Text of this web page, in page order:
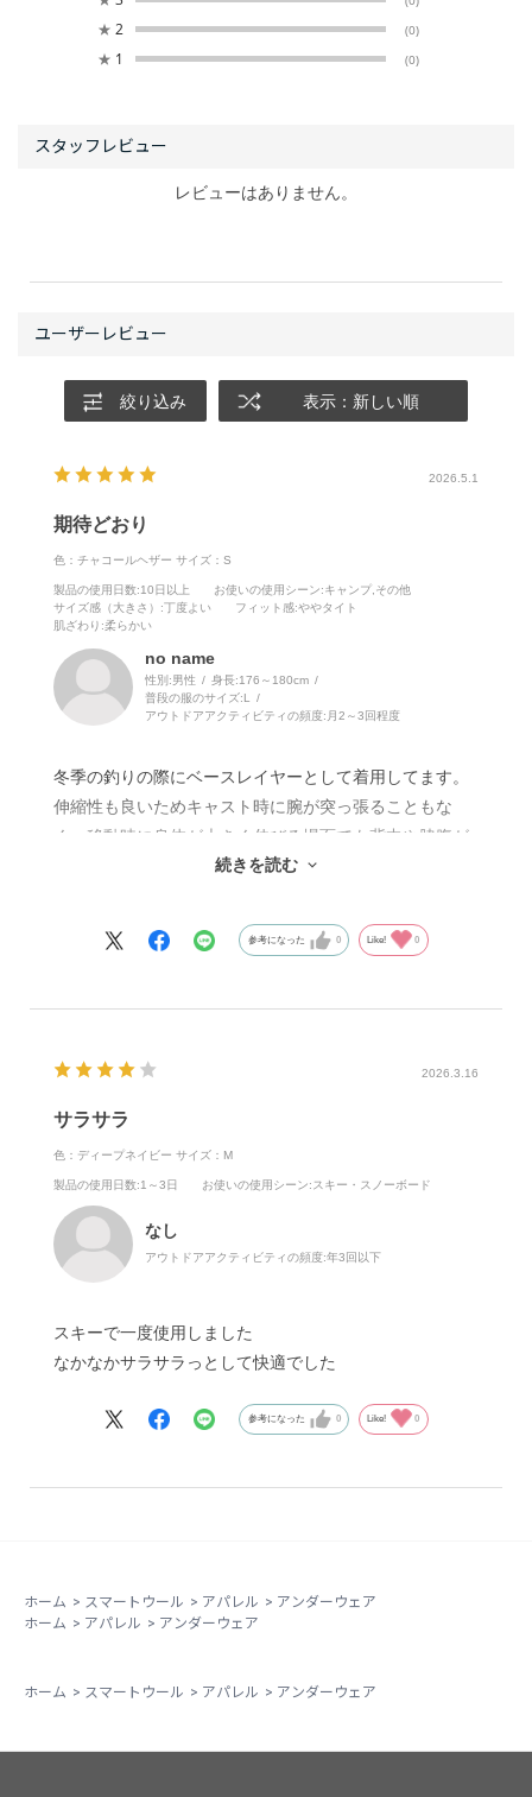
★ 2 (0)
★ 1 (0)
絞り込み 表示：新しい順
2026.5.1
期待どおり
色：チャコールヘザー サイズ：S
製品の使用日数:10日以上 お使いの使用シーン:キャンプ,その他
サイズ感（大きさ） :丁度よい フィット感:ややタイト
肌ざわり :柔らかい
no name
性別:男性 身長:176～180cm
普段の服のサイズ:L
アウトドアアクティビティの頻度: 月2～3回程度
冬季の釣りの際にベースレイヤーとして着用してます。
伸縮性も良いためキャスト時に腕が突っ張ることもな
く、移動時に身体が大きく伸びる場面でも背中や脇腹が
露出することもありません。
すし、素材のおかげで汗冷えすることもなく快適です。
続きを読む
参考になった 0 Like! 0
2026.3.16
サラサラ
色：ディープネイビー サイズ：M
製品の使用日数:1～3日 お使いの使用シーン:スキー・スノーボード
なし
アウトドアアクティビティの頻度:年3回以下
スキーで一度使用しました
なかなかサラサラっとして快適でした
参考になった 0 Like! 0
レビューはありません。
ホーム > スマートウール > アパレル > アンダーウェア
ホーム > アパレル > アンダーウェア
ホーム > スマートウール > アパレル > アンダーウェア